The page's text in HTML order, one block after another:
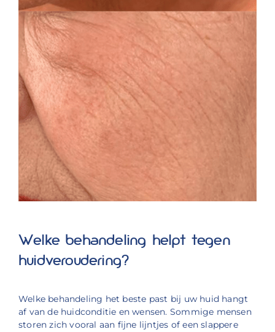
Welke behandeling helpt tegen
huidveroudering?
Welke behandeling het beste past bij uw huid hangt
af van de huidconditie en wensen. Sommige mensen
storen zich vooral aan fijne lijntjes of een slappere